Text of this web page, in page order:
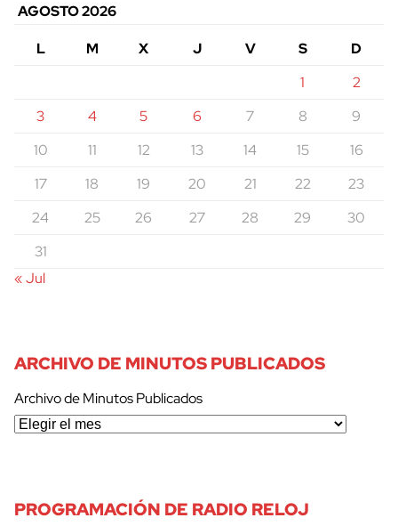
AGOSTO 2026
L
M X J V S
D
1
2
3
4 5 6 7 8
9
10
11 12 13 14 15
16
17
18 19 20 21 22
23
24
25 26 27 28 29
30
31
« Jul
ARCHIVO DE MINUTOS PUBLICADOS
Archivo de Minutos Publicados
PROGRAMACIÓN DE RADIO RELOJ